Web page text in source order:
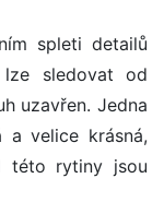
spleti detailů
sledovat od
uzavřen. Jedna
a velice krásná,
této rytiny jsou